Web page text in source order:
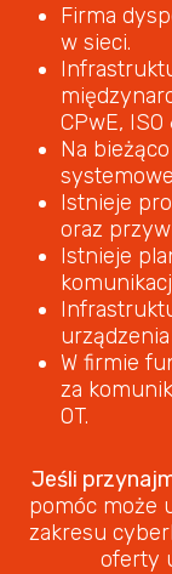
Firma
w sieci.
CPwE,
Na
Istnieje
oraz
Istnieje
W firmie
za
OT.
Jeśli
pomóc może
zakresu
oferty